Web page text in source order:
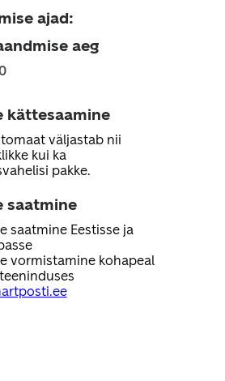
ajad:
aeg
kättesaamine
väljastab nii
kui ka
pakke.
saatmine
saatmine Eestisse ja
vormistamine kohapeal